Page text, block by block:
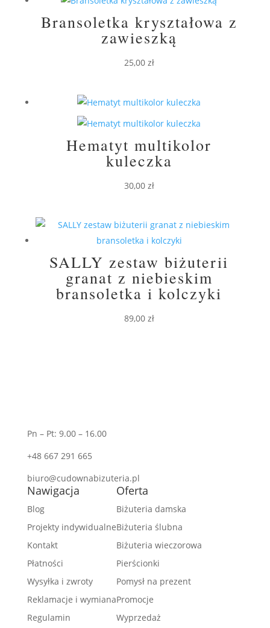
Bransoletka kryształowa z
zawieszką
25,00 zł
Hematyt multikolor
kuleczka
30,00 zł
SALLY zestaw biżuterii
granat z niebieskim
bransoletka i kolczyki
89,00 zł
Pn – Pt: 9.00 – 16.00
+48 667 291 665
biuro@cudownabizuteria.pl
Nawigacja
Blog
Projekty indywidualne
Kontakt
Płatności
Wysyłka i zwroty
Reklamacje i wymiana
Regulamin
Oferta
Biżuteria damska
Biżuteria ślubna
Biżuteria wieczorowa
Pierścionki
Pomysł na prezent
Promocje
Wyprzedaż